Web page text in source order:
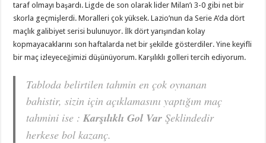
taraf olmayı başardı. Ligde de son olarak lider Milan’ı 3-0 gibi net bir
skorla geçmişlerdi. Moralleri çok yüksek. Lazio’nun da Serie A’da dört
maçlık galibiyet serisi bulunuyor. İlk dört yarışından kolay
kopmayacaklarını son haftalarda net bir şekilde gösterdiler. Yine keyifli
bir maç izleyeceğimizi düşünüyorum. Karşılıklı golleri tercih ediyorum.
Tabloda belirtilen tahmin en çok oynanan
bahistir, sizin için açıklamasını yaptığım maç
tahmini ise :Karşılıklı Gol VarŞeklindedir
herkese bol kazanç.